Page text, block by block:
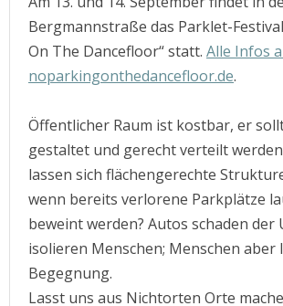
Bergmannstraße das Parklet-
On The Dancefloor“ statt. Alle Infos
noparkingonthedancefloor.de.
Öffentlicher Raum ist kostbar, er
gestaltet und gerecht verteilt
lassen sich flächengerechte
wenn bereits verlorene Parkplätze
beweint werden? Autos schaden der
isolieren Menschen; Menschen aber
Begegnung.
Lasst uns aus Nichtorten Orte